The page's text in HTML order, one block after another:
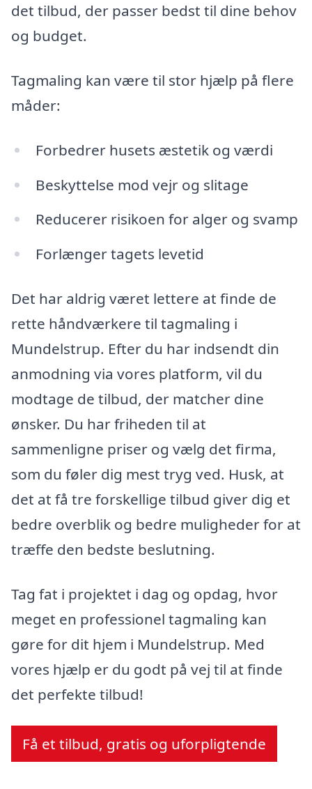
det tilbud, der passer bedst til dine behov
og budget.
Tagmaling kan være til stor hjælp på flere
måder:
Forbedrer husets æstetik og værdi
Beskyttelse mod vejr og slitage
Reducerer risikoen for alger og svamp
Forlænger tagets levetid
Det har aldrig været lettere at finde de
rette håndværkere til tagmaling i
Mundelstrup. Efter du har indsendt din
anmodning via vores platform, vil du
modtage de tilbud, der matcher dine
ønsker. Du har friheden til at
sammenligne priser og vælg det firma,
som du føler dig mest tryg ved. Husk, at
det at få tre forskellige tilbud giver dig et
bedre overblik og bedre muligheder for at
træffe den bedste beslutning.
Tag fat i projektet i dag og opdag, hvor
meget en professionel tagmaling kan
gøre for dit hjem i Mundelstrup. Med
vores hjælp er du godt på vej til at finde
det perfekte tilbud!
Få et tilbud, gratis og uforpligtende